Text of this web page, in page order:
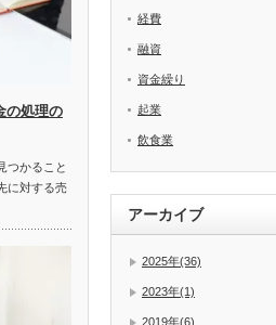
の処理の
つかること
に対する売
経費
融資
資金繰り
起業
飲食業
アーカイブ
2025年(36)
2023年(1)
2019年(6)